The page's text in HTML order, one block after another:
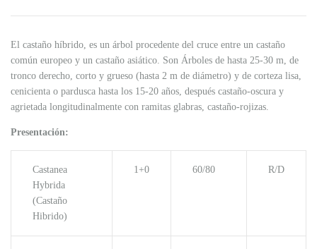
El castaño híbrido, es un árbol procedente del cruce entre un castaño
común europeo y un castaño asiático. Son Árboles de hasta 25-30 m, de
tronco derecho, corto y grueso (hasta 2 m de diámetro) y de corteza lisa,
cenicienta o pardusca hasta los 15-20 años, después castaño-oscura y
agrietada longitudinalmente con ramitas glabras, castaño-rojizas.
Presentación:
Castanea
Hybrida
(Castaño
Hibrido)
1+0 60/80 R/D